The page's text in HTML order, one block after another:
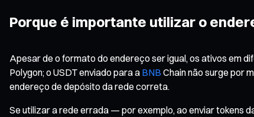
Porque é importante utilizar o
Apesar de o formato do endereço ser igual, os ativos em
Polygon; o USDT enviado para a BNB Chain não surge por
endereço de depósito da rede correta.
Se utilizar a rede errada — por exemplo, ao enviar tokens